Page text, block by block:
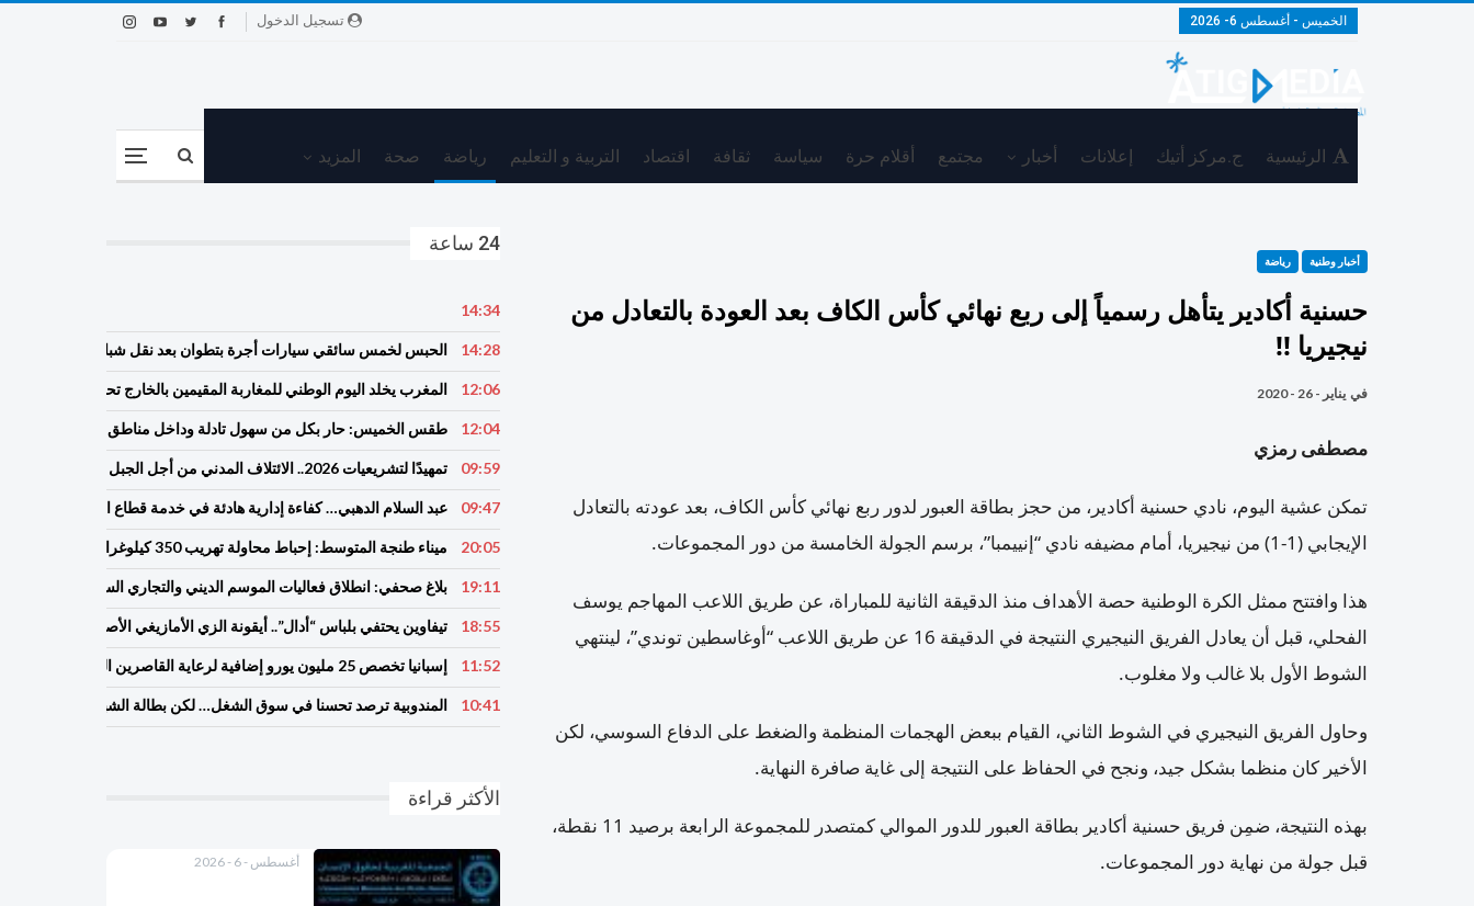
تسجيل الدخول الخميس - أغسطس 6- 2026
الرئيسية ج.مركز أتيك إعلانات أخبار مجتمع أقلام حرة سياسة ثقافة اقتصاد التربية و التعليم رياضة صحة المزيد
أخبار وطنية رياضة
حسنية أكادير يتأهل رسمياً إلى ربع نهائي كأس الكاف بعد العودة بالتعادل من
نيجيريا !!
في يناير - 26 - 2020
مصطفى رمزي
تمكن عشية اليوم، نادي حسنية أكادير، من حجز بطاقة العبور لدور ربع نهائي كأس الكاف، بعد عودته بالتعادل
الإيجابي (1-1) من نيجيريا، أمام مضيفه نادي “إنييمبا”، برسم الجولة الخامسة من دور المجموعات.
هذا وافتتح ممثل الكرة الوطنية حصة الأهداف منذ الدقيقة الثانية للمباراة، عن طريق اللاعب المهاجم يوسف
الفحلي، قبل أن يعادل الفريق النيجيري النتيجة في الدقيقة 16 عن طريق اللاعب “أوغاسطين توندي”، لينتهي
الشوط الأول بلا غالب ولا مغلوب.
وحاول الفريق النيجيري في الشوط الثاني، القيام ببعض الهجمات المنظمة والضغط على الدفاع السوسي، لكن
الأخير كان منظما بشكل جيد، ونجح في الحفاظ على النتيجة إلى غاية صافرة النهاية.
بهذه النتيجة، ضمِن فريق حسنية أكادير بطاقة العبور للدور الموالي كمتصدر للمجموعة الرابعة برصيد 11 نقطة،
قبل جولة من نهاية دور المجموعات.
24 ساعة
14:34
14:28 الحبس لخمس سائقي سيارات أجرة بتطوان بعد نقل شبان إلى محيط باب
12:06 المغرب يخلد اليوم الوطني للمغاربة المقيمين بالخارج تحت شعار خدمة
12:04 طقس الخميس: ﺣﺎﺭ بكل من سهول تادلة وداخل مناطق سوس
09:59 تمهيدًا لتشريعيات 2026.. الائتلاف المدني من أجل الجبل يطلق حملة وطنية للمطالبة بـ”تعاقد سياسي منصف” مع المناطق الجبلية
09:47 عبد السلام الدهبي… كفاءة إدارية هادئة في خدمة قطاع الصحة بجهة
20:05 ميناء طنجة المتوسط: إحباط محاولة تهريب 350 كيلوغراما من مخدر الشيرا بفاكهة الدلاح
19:11 بلاغ صحفي: انطلاق فعاليات الموسم الديني والتجاري السنوي لسيدي عبد
18:55 تيفاوين يحتفي بلباس “أدال”.. أيقونة الزي الأمازيغي الأصيل ويكرّم
11:52 إسبانيا تخصص 25 مليون يورو إضافية لرعاية القاصرين المهاجرين في سبتة
10:41 المندوبية ترصد تحسنا في سوق الشغل… لكن بطالة الشباب تستقر فوق 27%
الأكثر قراءة
أغسطس - 6 - 2026